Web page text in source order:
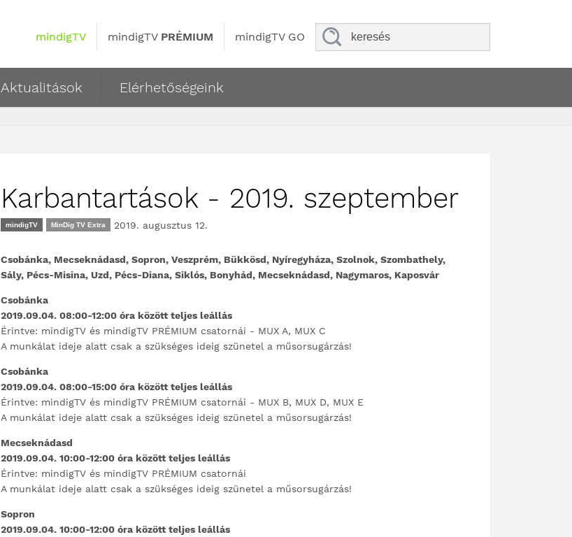
mindigTV mindigTV PRÉMIUM mindigTV GO
Aktualitások Elérhetőségeink
Karbantartások - 2019. szeptember
mindigTV MinDig TV Extra 2019. augusztus 12.
Csobánka, Mecseknádasd, Sopron, Veszprém, Bükkösd, Nyíregyháza, Szolnok, Szombathely,
Sály, Pécs-Misina, Uzd, Pécs-Diana, Siklós, Bonyhád, Mecseknádasd, Nagymaros, Kaposvár
Csobánka
2019.09.04. 08:00-12:00 óra között teljes leállás
Érintve: mindigTV és mindigTV PRÉMIUM csatornái - MUX A, MUX C
A munkálat ideje alatt csak a szükséges ideig szünetel a műsorsugárzás!
Csobánka
2019.09.04. 08:00-15:00 óra között teljes leállás
Érintve: mindigTV és mindigTV PRÉMIUM csatornái - MUX B, MUX D, MUX E
A munkálat ideje alatt csak a szükséges ideig szünetel a műsorsugárzás!
Mecseknádasd
2019.09.04. 10:00-12:00 óra között teljes leállás
Érintve: mindigTV és mindigTV PRÉMIUM csatornái
A munkálat ideje alatt csak a szükséges ideig szünetel a műsorsugárzás!
Sopron
2019.09.04. 10:00-12:00 óra között teljes leállás